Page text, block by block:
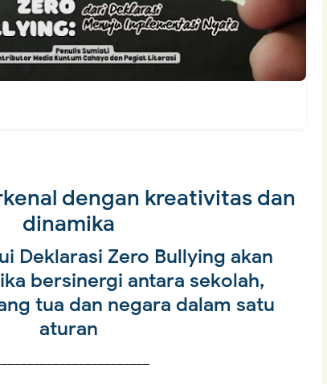
dengan kreativitas dan
dinamika
Deklarasi Zero Bullying akan
bersinergi antara sekolah,
tua dan negara dalam satu
aturan